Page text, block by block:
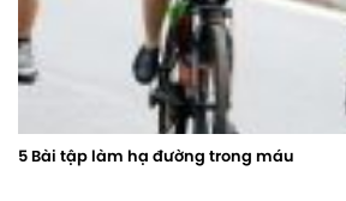
5 Bài tập làm hạ đường trong máu